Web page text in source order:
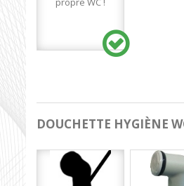
DOUCHETTE HYGIÈNE